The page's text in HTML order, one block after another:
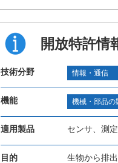
開放特許情
技術分野 情報・通信
機能 機械・部品の
適用製品 センサ、測
目的
生物から排